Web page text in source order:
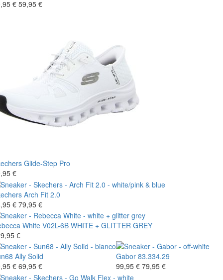
€ 59,95 €
Glide-Step Pro
€
Arch Fit 2.0
€ 79,95 €
White V02L-6B WHITE + GLITTER GREY
€
Ally Solid
€ 69,95 €
Gabor 83.334.29
99,95 € 79,95 €